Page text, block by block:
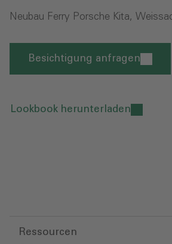
Neubau Ferry Porsche Kita,
Besichtigung anfragen
Lookbook herunterladen
Ressourcen